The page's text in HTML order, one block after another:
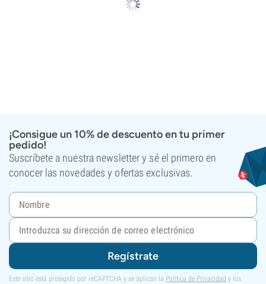
¡Consigue un 10% de descuento en tu primer
pedido!
Suscríbete a nuestra newsletter y sé el primero en
conocer las novedades y ofertas exclusivas.
Regístrate
Este sitio está protegido por reCAPTCHA y se aplican la Política de Privacidad y los